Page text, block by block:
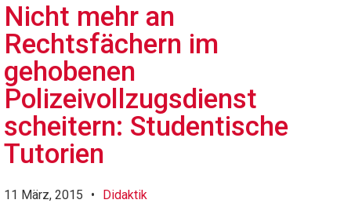
Nicht mehr an
Rechtsfächern im
gehobenen
Polizeivollzugsdienst
scheitern: Studentische
Tutorien
11 März, 2015 • Didaktik